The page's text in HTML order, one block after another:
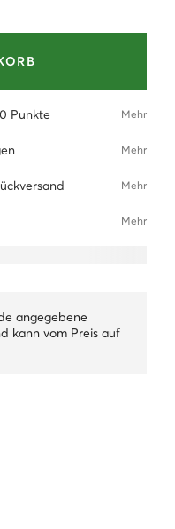
Punkte Mehr
Mehr
Mehr
Mehr
angegebene
kann vom Preis auf